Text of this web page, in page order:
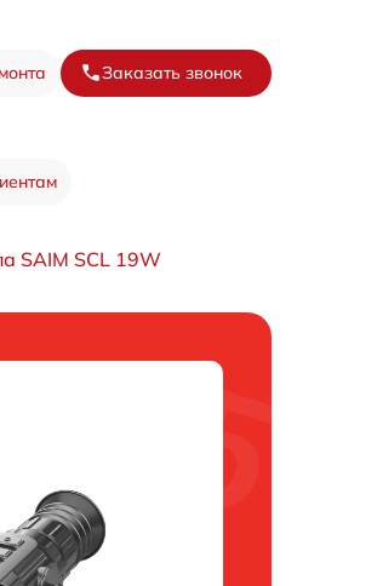
Заказать звонок
SAIM SCL 19W